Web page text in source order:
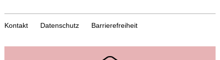
Kontakt Datenschutz Barrierefreiheit